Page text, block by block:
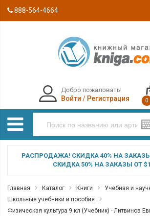
888-564-4664
Добро пожаловать!
Войти / Регистрация 0
РАСПРОДАЖА! СКИДКА 40% НА ЗАКАЗЫ
СКИДКА 50% НА ЗАКАЗЫ ОТ
Главная Каталог Книги
Учебная и
Школьные учебники и пособия
Физическая культура 9 кл (Учебник) - Литвинов